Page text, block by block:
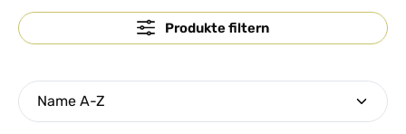
Produkte filtern